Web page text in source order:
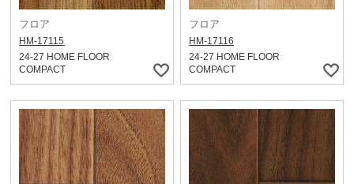
フロア
HM-17115
24-27 HOME FLOOR
COMPACT
フロア
HM-17116
24-27 HOME FLOOR
COMPACT